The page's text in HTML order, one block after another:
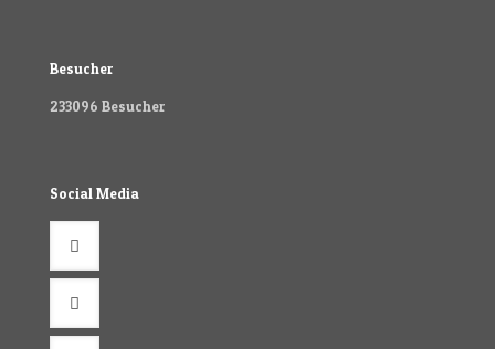
Besucher
233096 Besucher
Social Media